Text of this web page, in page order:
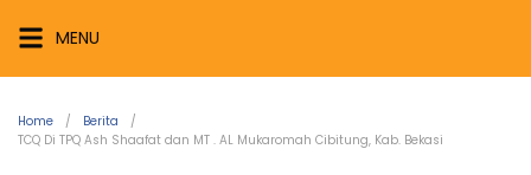
content
Himayah
Dakwah
MENU
Home
Berita
TCQ Di TPQ Ash Shaafat dan MT . AL Mukaromah Cibitung, Kab. Bekasi